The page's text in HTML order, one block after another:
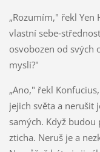
„Rozumím," řekl Yen
vlastní
osvobozen od svých
mysli?"
„Ano," řekl
jejich světa a nerušit
samých. Když
zticha. Neruš je a